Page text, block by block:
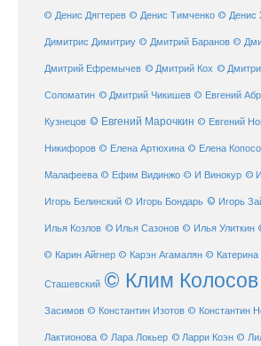
© Денис Дягтерев © Денис Тимченко © Денис
Димитрис Димитриу © Дмитрий Баранов ©
Дмитрий Ефремычев © Дмитрий Кох ©
Соломатин © Дмитрий Чикишев © Евгений
Кузнецов © Евгений Марочкин © Евгений
Никифоров © Елена Артюхина © Елена
Малафеева © Ефим Видинжо © И Винокур ©
Игорь Белинский © Игорь Бондарь © Игорь
Илья Козлов © Илья Сазонов © Илья Улиткин
© Карин Айгнер © Карэн Агамалян ©
Сташевский © Клим Колосов
Засимов © Константин Изотов © Константин
Лактионова © Лара Локьер © Ларри Коэн ©